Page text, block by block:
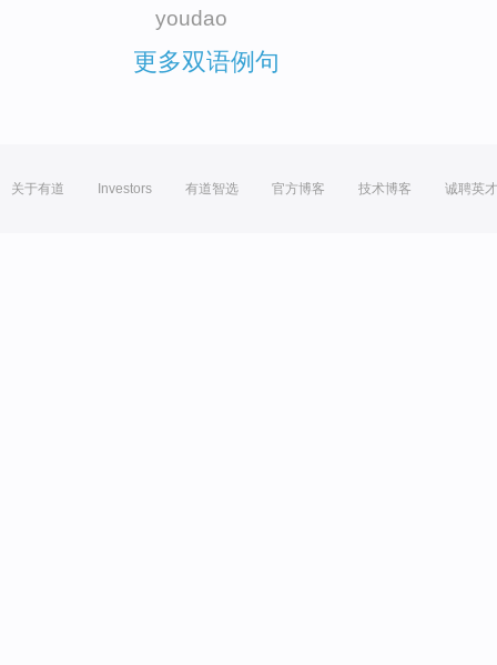
youdao
更多双语例句
关于有道 Investors 有道智选 官方博客 技术博客 诚聘英才